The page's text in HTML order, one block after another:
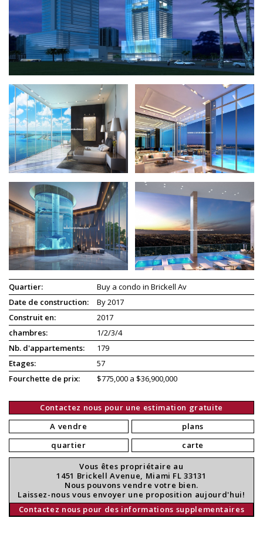
Quartier:
Buy a condo in Brickell Av
Date de construction:
By 2017
Construit en:
2017
chambres:
1/2/3/4
Nb. d'appartements:
179
Etages:
57
Fourchette de prix:
$775,000 a $36,900,000
Contactez nous pour une estimation gratuite
A vendre
quartier
plans
carte
Vous êtes propriétaire au
1451 Brickell Avenue, Miami FL 33131
Nous pouvons vendre votre bien.
Laissez-nous vous envoyer une proposition aujourd'hui!
Contactez nous pour des informations supplementaires